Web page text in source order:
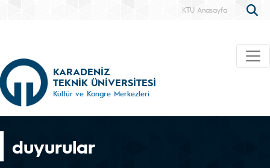
KTÜ Anasayfa
KARADENİZ
TEKNİK ÜNİVERSİTESİ
Kültür ve Kongre Merkezleri
duyurular